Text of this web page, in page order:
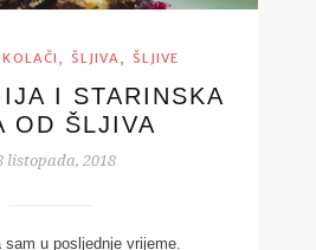
KOLAČI , ŠLJIVA, ŠLJIVE
I STARINSKA
OD ŠLJIVA
listopada, 2018
sam u posljednje vrijeme.